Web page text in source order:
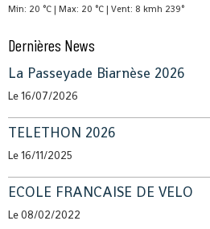
Min: 20 °C | Max: 20 °C | Vent: 8 kmh 239°
Dernières News
La Passeyade Biarnèse 2026
Le 16/07/2026
TELETHON 2026
Le 16/11/2025
ECOLE FRANCAISE DE VELO
Le 08/02/2022